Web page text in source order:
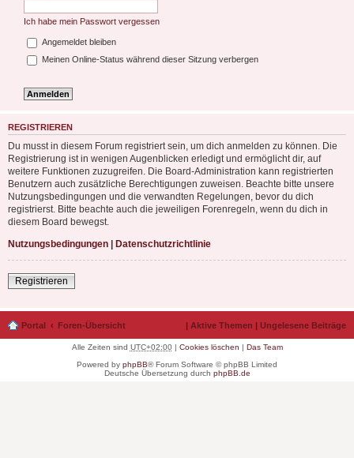
Ich habe mein Passwort vergessen
Angemeldet bleiben
Meinen Online-Status während dieser Sitzung verbergen
REGISTRIEREN
Du musst in diesem Forum registriert sein, um dich anmelden zu können. Die
Registrierung ist in wenigen Augenblicken erledigt und ermöglicht dir, auf
weitere Funktionen zuzugreifen. Die Board-Administration kann registrierten
Benutzern auch zusätzliche Berechtigungen zuweisen. Beachte bitte unsere
Nutzungsbedingungen und die verwandten Regelungen, bevor du dich
registrierst. Bitte beachte auch die jeweiligen Forenregeln, wenn du dich in
diesem Board bewegst.
Nutzungsbedingungen | Datenschutzrichtlinie
Registrieren
Portal Foren-Übersicht | Aktive Themen | Ungelesene Beiträge
Alle Zeiten sind UTC+02:00| Cookies löschen | Das Team
Powered by phpBB® Forum Software © phpBB Limited
Deutsche Übersetzung durch phpBB.de